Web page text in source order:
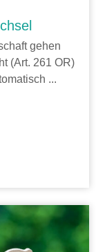
gehen
(Art. 261 OR)
...